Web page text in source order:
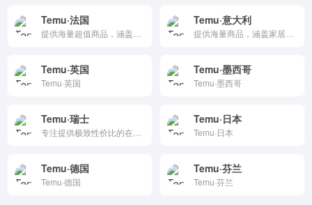
Temu·法国 Temu·意大利
Temu·英国
Temu·英国
Temu·墨西哥
Temu·墨西哥
Temu·瑞士 Temu·日本
Temu·日本
Temu·德国
Temu·德国
Temu·芬兰
Temu·芬兰